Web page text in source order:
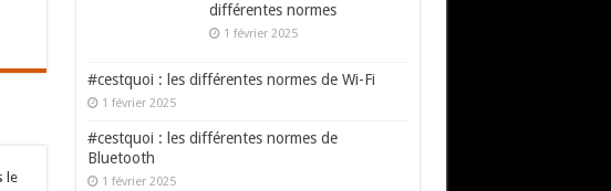
le
différentes normes
1 février 2025
#cestquoi : les différentes normes de Wi-Fi
1 février 2025
#cestquoi : les différentes normes de
Bluetooth
1 février 2025